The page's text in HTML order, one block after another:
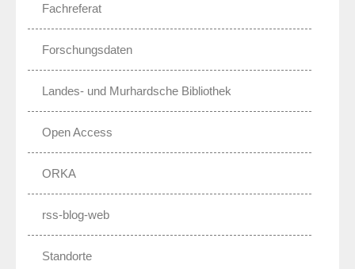
Fachreferat
Forschungsdaten
Landes- und Murhardsche Bibliothek
Open Access
ORKA
rss-blog-web
Standorte